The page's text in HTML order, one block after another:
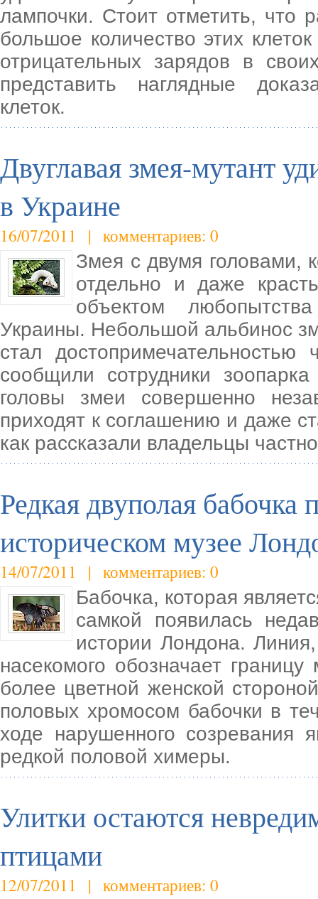
лампочки. Стоит отметить, что
большое количество этих
отрицательных зарядов в
представить наглядные
клеток.
Двуглавая змея-мутант
в Украине
16/07/2011 | комментариев: 0
Змея с двумя головами,
отдельно и даже
объектом
Украины. Небольшой альбинос
стал
сообщили сотрудники
головы змеи совершенно
приходят к соглашению и даже
как рассказали владельцы
Редкая двуполая бабочка
историческом музее
14/07/2011 | комментариев: 0
Бабочка, которая
самкой появилась
истории Лондона.
насекомого обозначает
более цветной женской
половых хромосом бабочки в
ходе нарушенного созревания
редкой половой химеры.
Улитки остаются
птицами
12/07/2011 | комментариев: 0